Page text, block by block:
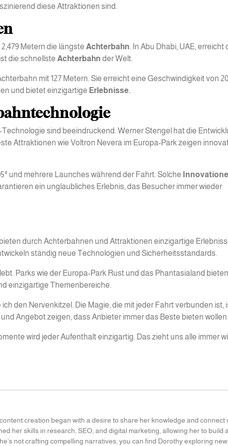
diese Attraktionen sind.
Metern die längste Achterbahn. In Abu Dhabi, UAE, erreicht
die schnellste Achterbahn der Welt.
mit 127 Metern. Sie erreicht eine Geschwindigkeit von
und bietet einzigartige Erlebnisse.
sind beeindruckend. Werner Stengel hat die
Attraktionen wie Voltron Nevera im Europa-Park zeigen
und mehrere Launches während der Fahrt. Solche
ein unglaubliches Erlebnis, das Besucher immer wieder
durch Achterbahnen und Attraktionen einzigartige
ständig neue Technologien und Sicherheitsstandards.
Parks wie der Europa-Park Rust und das Phantasialand
einzigartige Themenbereiche.
den Nervenkitzel. Die Magie, die mit jeder Fahrt verbunden ist,
Angebot zeigen, dass Anbieter immer das Beste bieten wollen.
wird jeder Aufenthalt einzigartig. Das zieht uns alle immer
creation began with a desire to share her knowledge and connect
her skills in research, SEO, and digital marketing, allowing her to build a
not crafting compelling narratives, you can find Dorothy exploring new